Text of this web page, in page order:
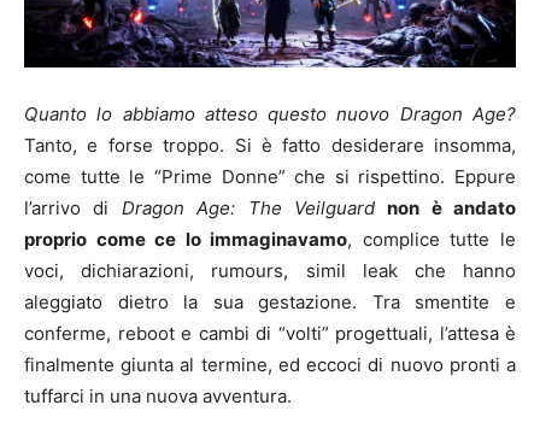
Quanto lo abbiamo atteso questo nuovo Dragon Age?
Tanto, e forse troppo. Si è fatto desiderare insomma,
come tutte le “Prime Donne” che si rispettino. Eppure
l’arrivo di Dragon Age: The Veilguard non è andato
proprio come ce lo immaginavamo, complice tutte le
voci, dichiarazioni, rumours, simil leak che hanno
aleggiato dietro la sua gestazione. Tra smentite e
conferme, reboot e cambi di “volti” progettuali, l’attesa è
finalmente giunta al termine, ed eccoci di nuovo pronti a
tuffarci in una nuova avventura.